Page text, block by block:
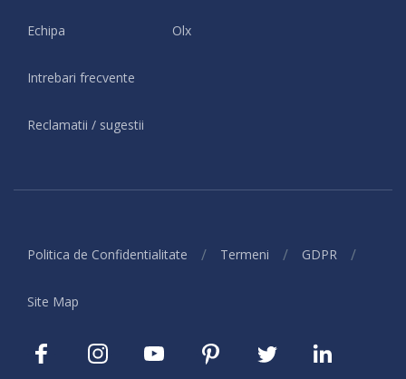
Echipa
Intrebari frecvente
Reclamatii / sugestii
Olx
Politica de Confidentialitate / Termeni / GDPR /
Site Map